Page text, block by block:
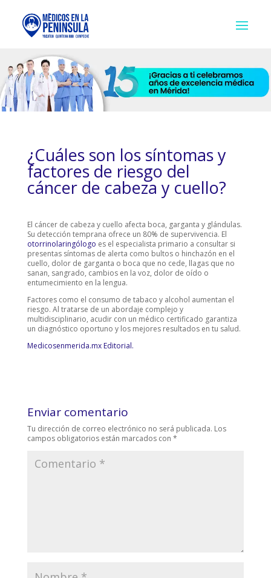
¿Cuáles son los síntomas y
factores de riesgo del
cáncer de cabeza y cuello?
El cáncer de cabeza y cuello afecta boca, garganta y glándulas.
Su detección temprana ofrece un 80% de supervivencia. El
otorrinolaringólogo es el especialista primario a consultar si
presentas síntomas de alerta como bultos o hinchazón en el
cuello, dolor de garganta o boca que no cede, llagas que no
sanan, sangrado, cambios en la voz, dolor de oído o
entumecimiento en la lengua.
Factores como el consumo de tabaco y alcohol aumentan el
riesgo. Al tratarse de un abordaje complejo y
multidisciplinario, acudir con un médico certificado garantiza
un diagnóstico oportuno y los mejores resultados en tu salud.
Medicosenmerida.mx Editorial.
Enviar comentario
Tu dirección de correo electrónico no será publicada. Los
campos obligatorios están marcados con *